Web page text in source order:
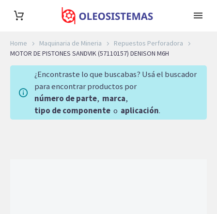
Home Maquinaria de Mineria
Repuestos Perforadora
MOTOR DE PISTONES SANDVIK (57110157) DENISON M6H
¿Encontraste lo que buscabas? Usá el buscador
para encontrar productos por
número de parte, marca,
tipo de componente o aplicación.